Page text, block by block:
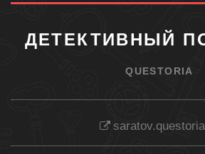
ДЕТЕКТИВНЫЙ
QUESTORIA